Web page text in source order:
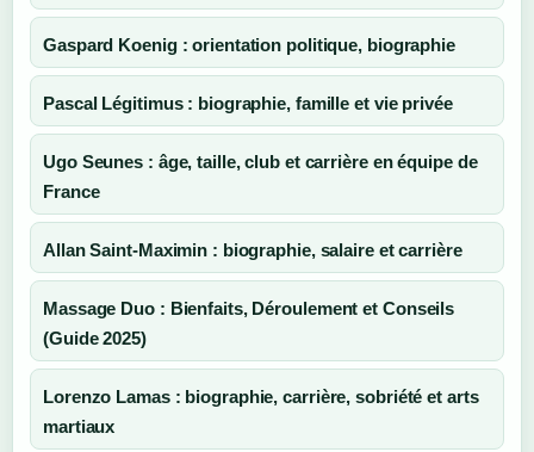
Gaspard Koenig : orientation politique, biographie
Pascal Légitimus : biographie, famille et vie privée
Ugo Seunes : âge, taille, club et carrière en équipe de
France
Allan Saint-Maximin : biographie, salaire et carrière
Massage Duo : Bienfaits, Déroulement et Conseils
(Guide 2025)
Lorenzo Lamas : biographie, carrière, sobriété et arts
martiaux